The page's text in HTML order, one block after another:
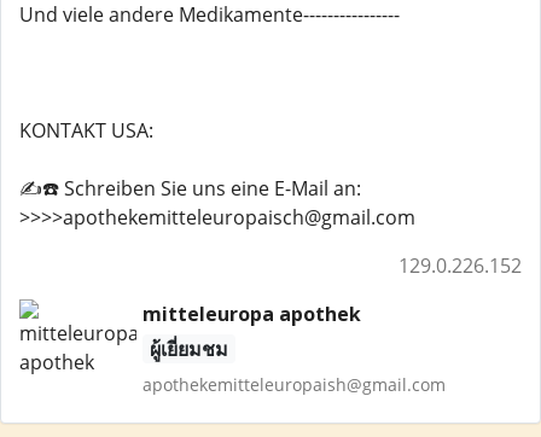
Und viele andere Medikamente----------------
KONTAKT USA:
✍️☎️ Schreiben Sie uns eine E-Mail an:
>>>>apothekemitteleuropaisch@gmail.com
129.0.226.152
mitteleuropa apothek
ผู้เยี่ยมชม
apothekemitteleuropaish@gmail.com